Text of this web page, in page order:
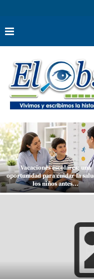
Vacaciones escolares: una
oportunidad para cuidar la
los niños antes...